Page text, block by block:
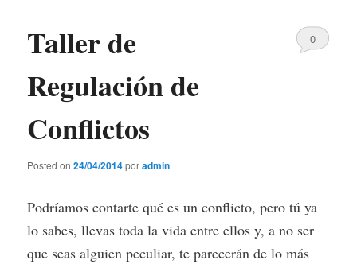
Taller de
Regulación de
Conflictos
Posted on24/04/2014poradmin
0
Podríamos contarte qué es un conflicto, pero tú ya
lo sabes, llevas toda la vida entre ellos y, a no ser
que seas alguien peculiar, te parecerán de lo más